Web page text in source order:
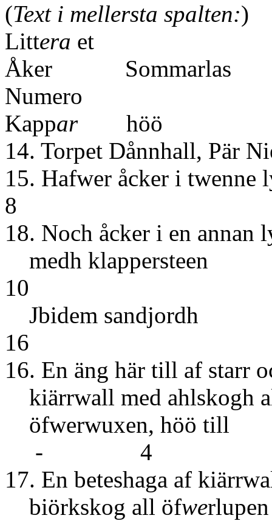
(Text i mellersta spalten:)
Littera
Åker Sommarlas
Kapparhöö
14. Torpet Dånnhall, Pär
15. Hafwer åcker i
8
18. Noch åcker i en annan
medh
10
Jbidem
16
16. En äng här till af starr
kiärrwall med ahlskogh
- 4
17. En beteshaga af
biörkskog all öfwerlupen